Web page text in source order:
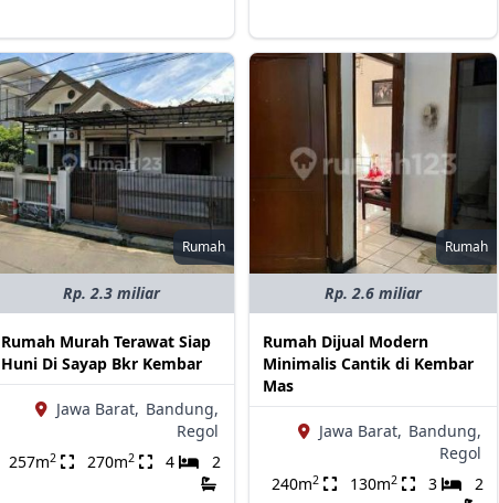
Rumah
Rp. 2.3 miliar
Rumah Murah Terawat Siap
Huni Di Sayap Bkr Kembar
Jawa Barat, Bandung,
Regol
257m2 270m2 4 2
Rumah
Rp. 2.6 miliar
Rumah Dijual Modern
Minimalis Cantik di Kembar
Mas
Jawa Barat, Bandung,
Regol
240m2 130m2 3 2